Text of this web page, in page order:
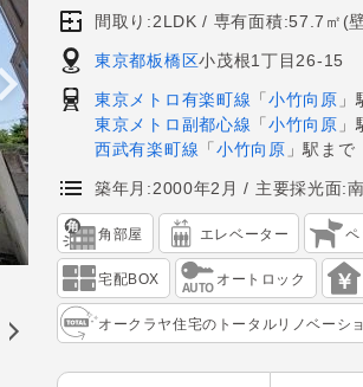
間取り:2LDK 専有面積:57.7㎡(
東京都板橋区小茂根1丁目26-15
東京メトロ有楽町線 「小竹向原
東京メトロ副都心線 「小竹向原
西武有楽町線 「 小竹向原 」駅ま
築年月:2000年2月 主要採光面:
角部屋 エレベーター
宅配BOX オートロック
オークラヤ住宅のトータルリノベーシ